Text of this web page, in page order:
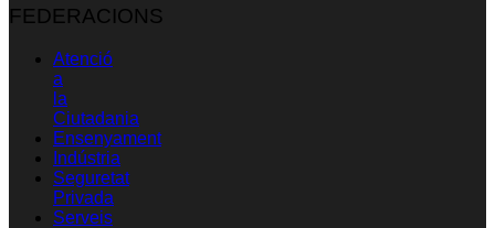
FEDERACIONS
Atenció
a
la
Ciutadania
Ensenyament
Indústria
Seguretat
Privada
Serveis